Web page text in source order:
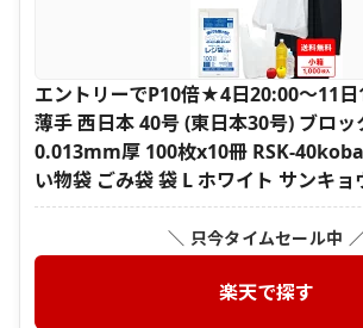
エントリーでP10倍★4日20:00〜11
薄手 西日本 40号 (東日本30号) ブロッ
0.013mm厚 100枚x10冊 RSK-
い物袋 ごみ袋 袋 L ホワイト サンキョ
＼ 只今タイムセール中
楽天で探す